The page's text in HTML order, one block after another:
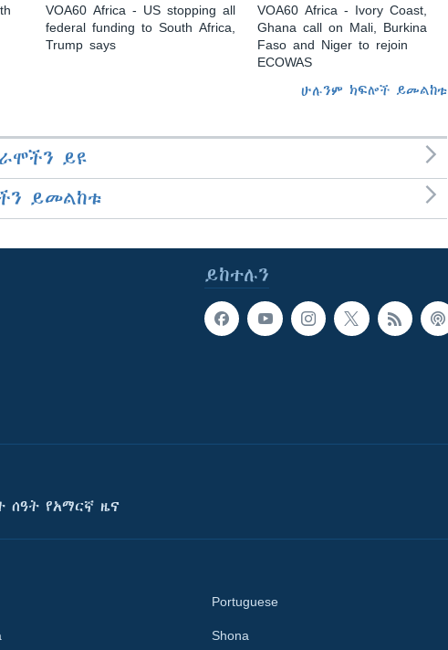
VOA60 Africa - US stopping all
federal funding to South Africa,
Trump says
VOA60 Africa - Ivory Coast,
Ghana call on Mali, Burkina
Faso and Niger to rejoin
ECOWAS
ሁሉንም ክፍሎች ይመልከቱ
ይዩ
ይመልከቱ
ይከተሉን
ሰዓት የአማርኛ ዜና
Portuguese
Shona